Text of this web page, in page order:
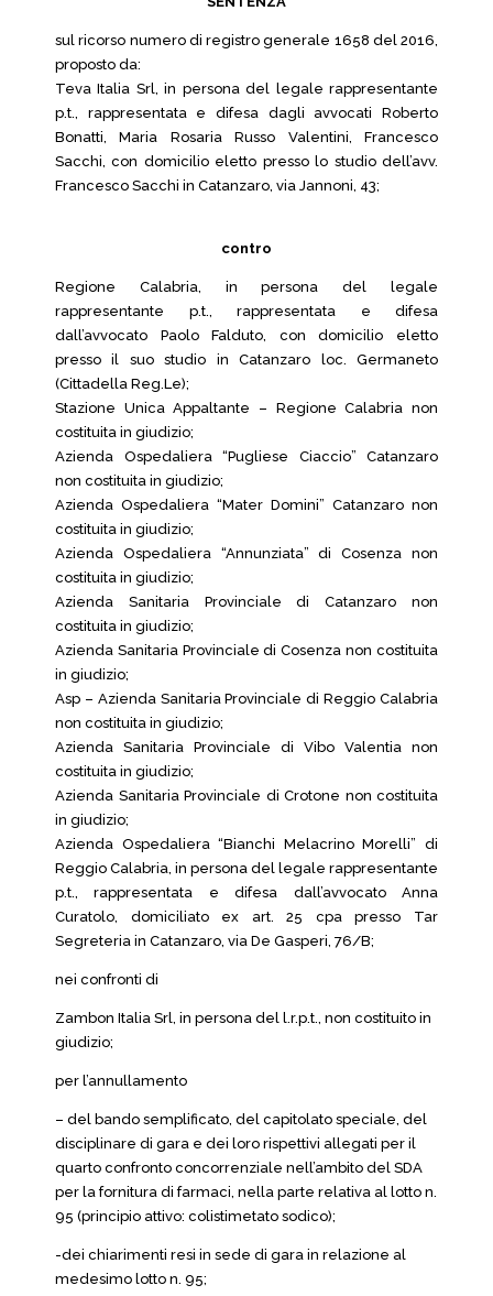
sul ricorso numero di registro generale 1658 del 2016,
proposto da:
Teva Italia Srl, in persona del legale rappresentante
p.t., rappresentata e difesa dagli avvocati Roberto
Bonatti, Maria Rosaria Russo Valentini, Francesco
Sacchi, con domicilio eletto presso lo studio dell’avv.
Francesco Sacchi in Catanzaro, via Jannoni, 43;
contro
Regione Calabria, in persona del legale
rappresentante p.t., rappresentata e difesa
dall’avvocato Paolo Falduto, con domicilio eletto
presso il suo studio in Catanzaro loc. Germaneto
(Cittadella Reg.Le);
Stazione Unica Appaltante – Regione Calabria non
costituita in giudizio;
Azienda Ospedaliera “Pugliese Ciaccio” Catanzaro
non costituita in giudizio;
Azienda Ospedaliera “Mater Domini” Catanzaro non
costituita in giudizio;
Azienda Ospedaliera “Annunziata” di Cosenza non
costituita in giudizio;
Azienda Sanitaria Provinciale di Catanzaro non
costituita in giudizio;
Azienda Sanitaria Provinciale di Cosenza non costituita
in giudizio;
Asp – Azienda Sanitaria Provinciale di Reggio Calabria
non costituita in giudizio;
Azienda Sanitaria Provinciale di Vibo Valentia non
costituita in giudizio;
Azienda Sanitaria Provinciale di Crotone non costituita
in giudizio;
Azienda Ospedaliera “Bianchi Melacrino Morelli” di
Reggio Calabria, in persona del legale rappresentante
p.t., rappresentata e difesa dall’avvocato Anna
Curatolo, domiciliato ex art. 25 cpa presso Tar
Segreteria in Catanzaro, via De Gasperi, 76/B;
nei confronti di
Zambon Italia Srl, in persona del l.r.p.t., non costituito in
giudizio;
per l’annullamento
– del bando semplificato, del capitolato speciale, del
disciplinare di gara e dei loro rispettivi allegati per il
quarto confronto concorrenziale nell’ambito del SDA
per la fornitura di farmaci, nella parte relativa al lotto n.
95 (principio attivo: colistimetato sodico);
-dei chiarimenti resi in sede di gara in relazione al
medesimo lotto n. 95;